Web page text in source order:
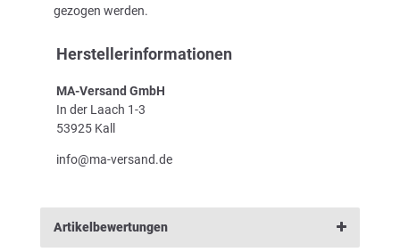
gezogen werden.
Herstellerinformationen
MA-Versand GmbH
In der Laach 1-3
53925 Kall
info@ma-versand.de
Artikelbewertungen